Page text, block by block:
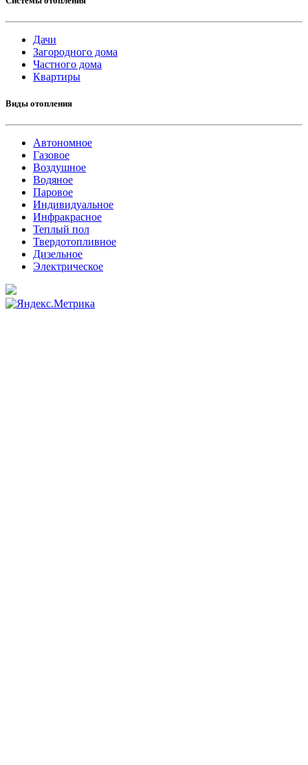
Дачи
Загородного дома
Частного дома
Квартиры
Виды отопления
Автономное
Газовое
Воздушное
Водяное
Паровое
Индивидуальное
Инфракрасное
Теплый пол
Твердотопливное
Дизельное
Электрическое